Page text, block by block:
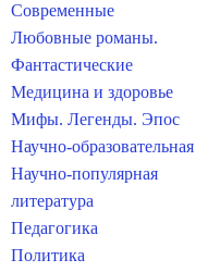
Современные
Любовные романы.
Фантастические
Медицина и здоровье
Мифы. Легенды. Эпос
Научно-образовательная
Научно-популярная
литература
Педагогика
Политика